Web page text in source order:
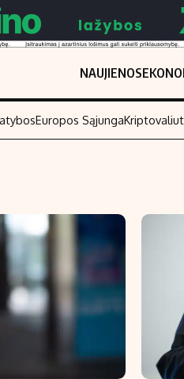
NAUJIENOS
Finansai
Technologijos
Laisvalaikis
Europos Sąjunga